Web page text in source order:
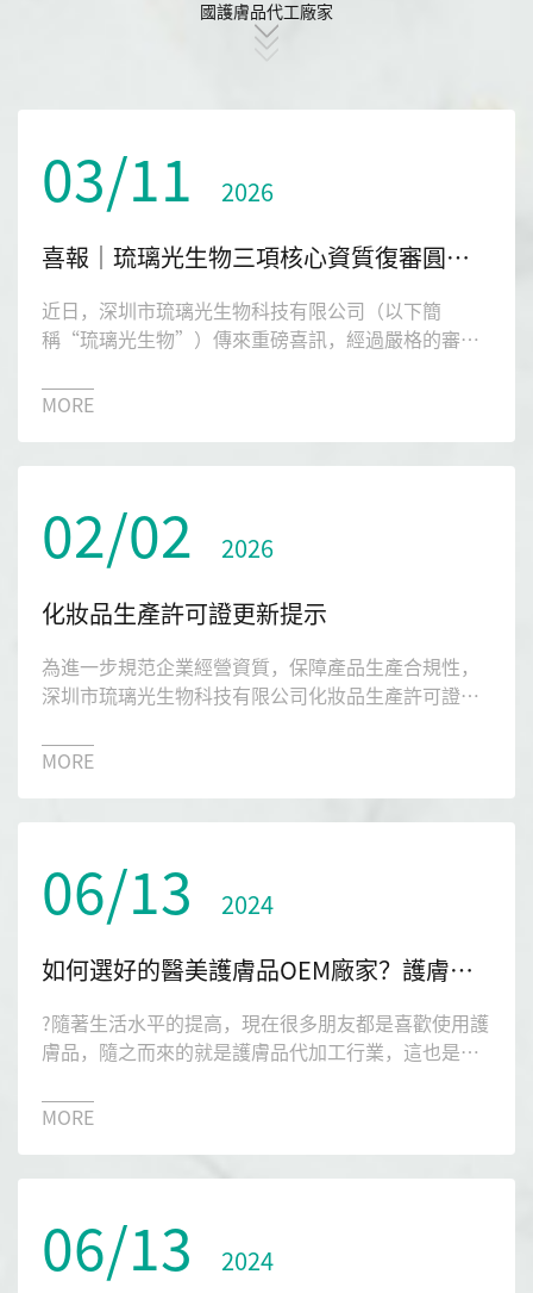
國護膚品代工廠家
03/11
2026
喜報｜琉璃光生物三項核心資質復審圓滿通過，創新實力再獲權威認可！
近日，深圳市琉璃光生物科技有限公司（以下簡
稱“琉璃光生物”）傳來重磅喜訊，經過嚴格的審核
得新的高新技術企業證書。至此，公司在2025年度申
與持續競爭力。
MORE
02/02
2026
化妝品生產許可證更新提示
為進一步規范企業經營資質，保障產品生產合規性，
深圳市琉璃光生物科技有限公司化妝品生產許可證于
狀態化妝品生產許可證編號：粵妝20160497。
MORE
06/13
2024
如何選好的醫美護膚品OEM廠家？護膚品OEM廠家推薦
?隨著生活水平的提高，現在很多朋友都是喜歡使用護
膚品，隨之而來的就是護膚品代加工行業，這也是近
呢？有沒有好的推薦？今天小編就給大家分享一下琉
MORE
06/13
2024